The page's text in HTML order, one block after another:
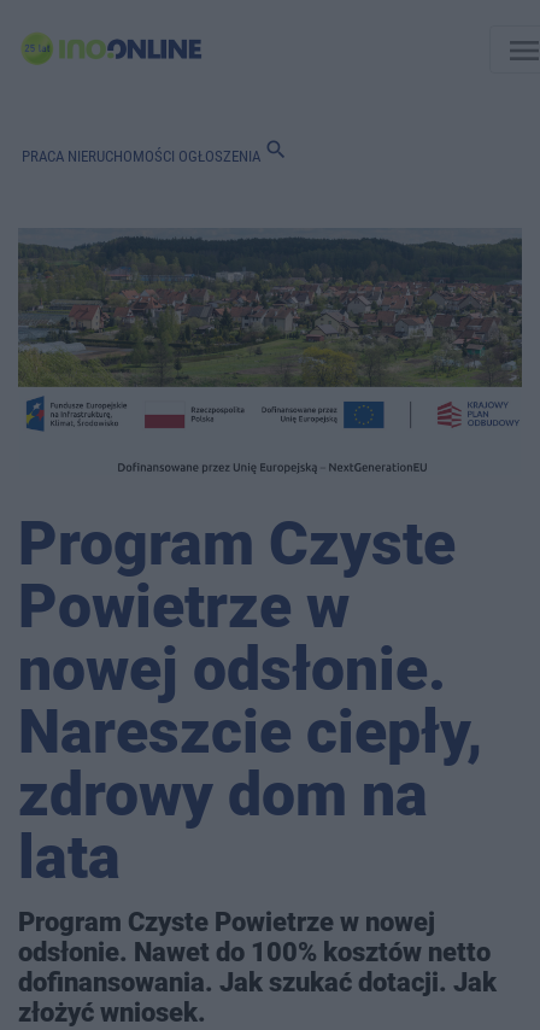
PRACA NIERUCHOMOŚCI OGŁOSZENIA search
Program Czyste
Powietrze w
nowej odsłonie.
Nareszcie ciepły,
zdrowy dom na
lata
Program Czyste Powietrze w nowej
odsłonie. Nawet do 100% kosztów netto
dofinansowania. Jak szukać dotacji. Jak
złożyć wniosek.